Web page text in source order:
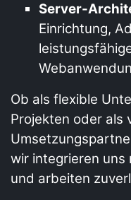
Server-
Einrichtung,
Ob als flexible
Projekten oder als
wir integrieren uns
und arbeiten